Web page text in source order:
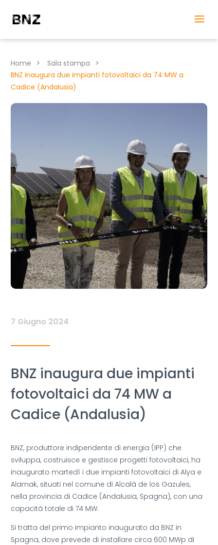
Home > Sala stampa >
BNZ inaugura due impianti fotovoltaici da 74 MW a
Cadice (Andalusia)
7 Giugno 2024
BNZ inaugura due impianti
fotovoltaici da 74 MW a
Cadice (Andalusia)
BNZ, produttore indipendente di energia (IPP) che
sviluppa, costruisce e gestisce progetti fotovoltaici, ha
inaugurato martedì i due impianti fotovoltaici di Alya e
Alamak, situati nel comune di Alcalá de los Gazules,
nella provincia di Cadice (Andalusia, Spagna), con una
capacità totale di 74 MW.
Si tratta del primo impianto inaugurato da BNZ in
Spagna, dove prevede di installare circa 600 MWp di